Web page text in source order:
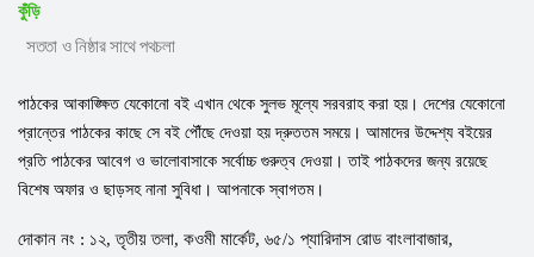
কুঁড়ি
সততা ও নিষ্ঠার সাথে পথচলা
পাঠকের আকাঙ্ক্ষিত যেকোনো বই এখান থেকে সুলভ মূল্যে সরবরাহ করা হয়। দেশের যেকোনো
প্রান্তের পাঠকের কাছে সে বই পৌঁছে দেওয়া হয় দ্রুততম সময়ে। আমাদের উদ্দেশ্য বইয়ের
প্রতি পাঠকের আবেগ ও ভালোবাসাকে সর্বোচ্চ গুরুত্ব দেওয়া। তাই পাঠকদের জন্য রয়েছে
বিশেষ অফার ও ছাড়সহ নানা সুবিধা। আপনাকে স্বাগতম।
দোকান নং : ১২, তৃতীয় তলা, কওমী মার্কেট, ৬৫/১ প্যারিদাস রোড বাংলাবাজার,